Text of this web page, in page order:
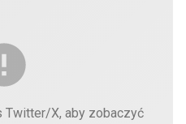
Twitter/X, aby zobaczyć